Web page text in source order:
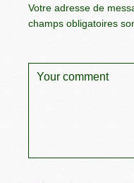
Votre adresse de
champs obligatoires